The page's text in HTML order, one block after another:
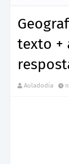
texto +
Auladodia